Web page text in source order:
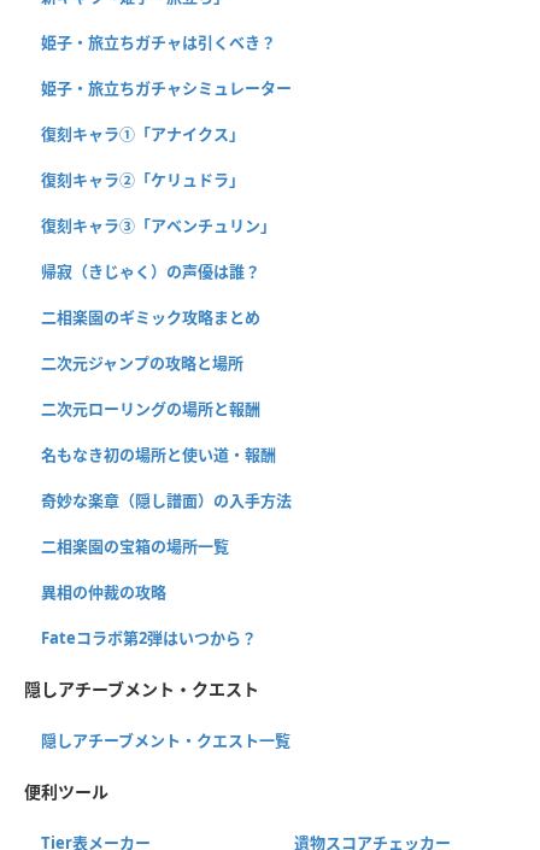
姫子・旅立ちガチャは引くべき？
姫子・旅立ちガチャシミュレーター
復刻キャラ①「アナイクス」
復刻キャラ②「ケリュドラ」
復刻キャラ③「アベンチュリン」
帰寂（きじゃく）の声優は誰？
二相楽園のギミック攻略まとめ
二次元ジャンプの攻略と場所
二次元ローリングの場所と報酬
名もなき初の場所と使い道・報酬
奇妙な楽章（隠し譜面）の入手方法
二相楽園の宝箱の場所一覧
異相の仲裁の攻略
Fateコラボ第2弾はいつから？
隠しアチーブメント・クエスト
隠しアチーブメント・クエスト一覧
便利ツール
Tier表メーカー 遺物スコアチェッカー